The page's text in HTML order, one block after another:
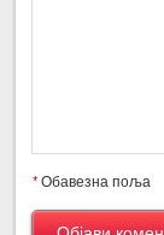
*Обавезна поља